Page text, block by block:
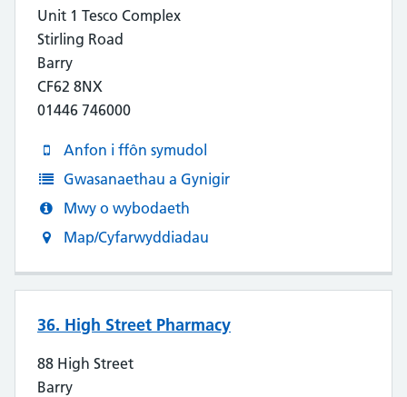
Unit 1 Tesco Complex
Stirling Road
Barry
CF62 8NX
01446 746000
Anfon i ffôn symudol
Gwasanaethau a Gynigir
Mwy o wybodaeth
Map/Cyfarwyddiadau
36. High Street Pharmacy
88 High Street
Barry